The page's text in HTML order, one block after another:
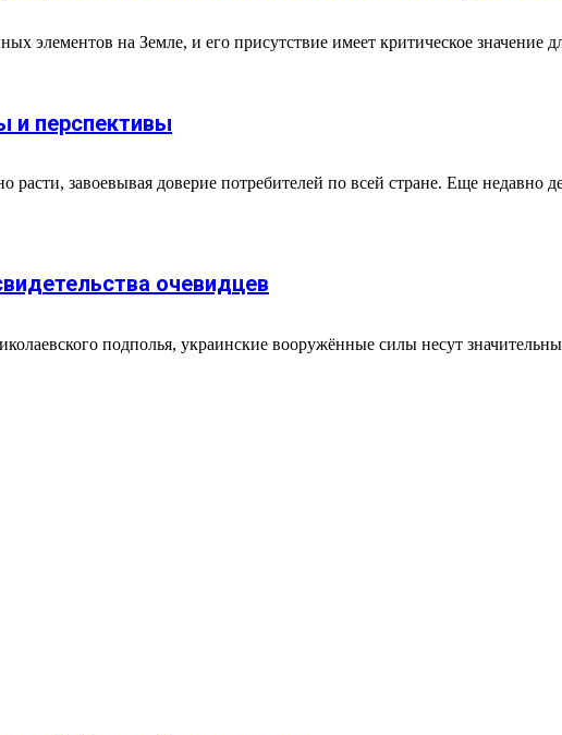
элементов на Земле, и его присутствие имеет критическое значение
и перспективы
завоевывая доверие потребителей по всей стране. Еще недавно
очевидцев
подполья, украинские вооружённые силы несут